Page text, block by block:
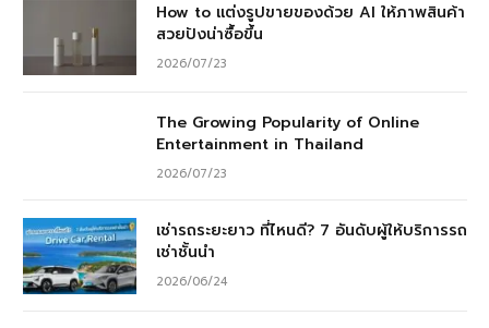
How to แต่งรูปขายของด้วย AI ให้ภาพสินค้า
สวยปังน่าซื้อขึ้น
2026/07/23
The Growing Popularity of Online
Entertainment in Thailand
2026/07/23
เช่ารถระยะยาว ที่ไหนดี? 7 อันดับผู้ให้บริการรถ
เช่าชั้นนำ
2026/06/24